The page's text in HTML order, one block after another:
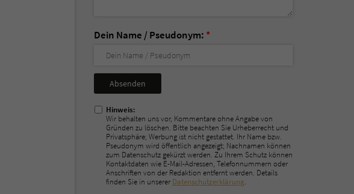
Dein Name / Pseudonym: *
Nicht
ausfüllen!
Hinweis:
Wir behalten uns vor, Kommentare ohne Angabe von
Gründen zu löschen. Bitte beachten Sie Urheberrecht und
Privatsphäre; Werbung ist nicht gestattet. Ihr Name bzw.
Pseudonym wird öffentlich angezeigt; Nachnamen können
zum Datenschutz gekürzt werden. Zu Ihrem Schutz können
Kontaktdaten wie E-Mail-Adressen, Telefonnummern oder
Anschriften von der Redaktion entfernt werden. Details
finden Sie in unserer Datenschutzerklärung.